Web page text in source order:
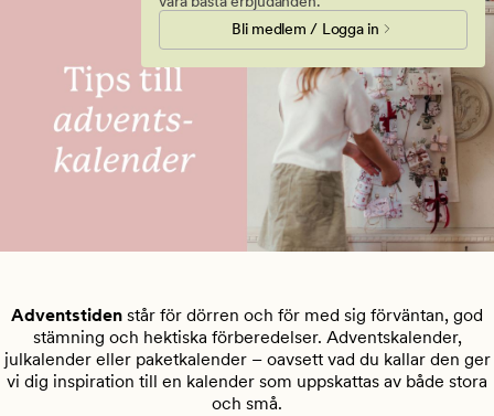
Bli medlem / Logga in
Adventstiden står för dörren och för med sig förväntan, god
stämning och hektiska förberedelser. Adventskalender,
julkalender eller paketkalender – oavsett vad du kallar den ger
vi dig inspiration till en kalender som uppskattas av både stora
och små.